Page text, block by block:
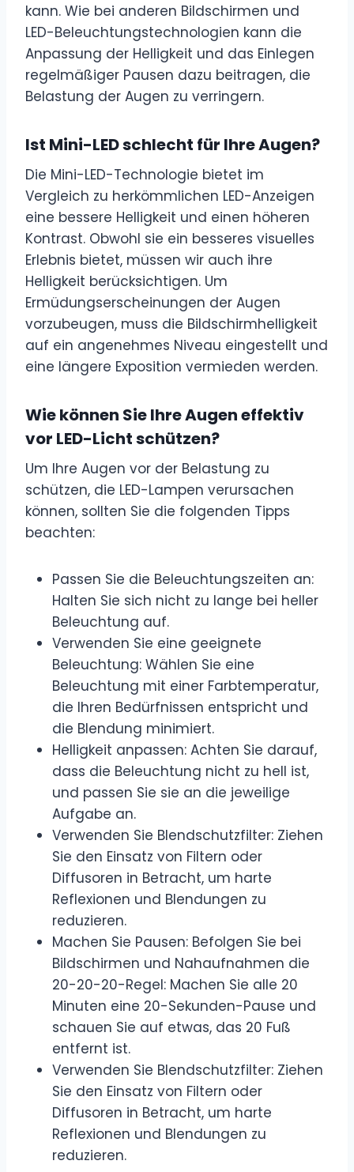
kann. Wie bei anderen Bildschirmen und
LED-Beleuchtungstechnologien kann die
Anpassung der Helligkeit und das Einlegen
regelmäßiger Pausen dazu beitragen, die
Belastung der Augen zu verringern.
Ist Mini-LED schlecht für Ihre Augen?
Die Mini-LED-Technologie bietet im
Vergleich zu herkömmlichen LED-Anzeigen
eine bessere Helligkeit und einen höheren
Kontrast. Obwohl sie ein besseres visuelles
Erlebnis bietet, müssen wir auch ihre
Helligkeit berücksichtigen. Um
Ermüdungserscheinungen der Augen
vorzubeugen, muss die Bildschirmhelligkeit
auf ein angenehmes Niveau eingestellt und
eine längere Exposition vermieden werden.
Wie können Sie Ihre Augen effektiv
vor LED-Licht schützen?
Um Ihre Augen vor der Belastung zu
schützen, die LED-Lampen verursachen
können, sollten Sie die folgenden Tipps
beachten:
Passen Sie die Beleuchtungszeiten an:
Halten Sie sich nicht zu lange bei heller
Beleuchtung auf.
Verwenden Sie eine geeignete
Beleuchtung: Wählen Sie eine
Beleuchtung mit einer Farbtemperatur,
die Ihren Bedürfnissen entspricht und
die Blendung minimiert.
Helligkeit anpassen: Achten Sie darauf,
dass die Beleuchtung nicht zu hell ist,
und passen Sie sie an die jeweilige
Aufgabe an.
Verwenden Sie Blendschutzfilter: Ziehen
Sie den Einsatz von Filtern oder
Diffusoren in Betracht, um harte
Reflexionen und Blendungen zu
reduzieren.
Machen Sie Pausen: Befolgen Sie bei
Bildschirmen und Nahaufnahmen die
20-20-20-Regel: Machen Sie alle 20
Minuten eine 20-Sekunden-Pause und
schauen Sie auf etwas, das 20 Fuß
entfernt ist.
Verwenden Sie Blendschutzfilter: Ziehen
Sie den Einsatz von Filtern oder
Diffusoren in Betracht, um harte
Reflexionen und Blendungen zu
reduzieren.